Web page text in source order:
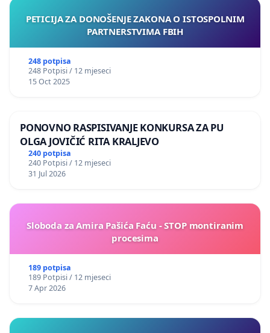
PETICIJA ZA DONOŠENJE ZAKONA O ISTOSPOLNIM
PARTNERSTVIMA FBIH
248 potpisa
248 Potpisi / 12 mjeseci
15 Oct 2025
PONOVNO RASPISIVANJE KONKURSA ZA PU
OLGA JOVIČIĆ RITA KRALJEVO
240 potpisa
240 Potpisi / 12 mjeseci
31 Jul 2026
Sloboda za Amira Pašića Faću - STOP montiranim
procesima
189 potpisa
189 Potpisi / 12 mjeseci
7 Apr 2026